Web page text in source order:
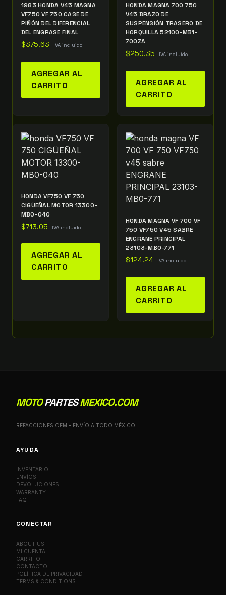
1983 HONDA V45 MAGNA
VF750 VF 750 CASE DE
PIÑÓN DEL DIFERENCIAL
DEL ENGRASE FINAL
$375.63 IVA incluido
AGREGAR AL
CARRITO
HONDA MAGNA 700 750
V45 BRAZO DE
SUSPENSIÓN TRASERO DE
HORQUILLA 52100-MB1-
700ZA
$250.35 IVA incluido
AGREGAR AL
CARRITO
HONDA VF750 VF 750
CIGÜEÑAL MOTOR 13300-
MB0-040
$713.05 IVA incluido
AGREGAR AL
CARRITO
HONDA MAGNA VF 700 VF
750 VF750 V45 SABRE
ENGRANE PRINCIPAL
23103-MB0-771
$124.24 IVA incluido
AGREGAR AL
CARRITO
MOTOPARTESMEXICO.COM
REFACCIONES OEM • ENVÍO A TODO MÉXICO
AYUDA
INVENTARIO
ENVÍOS
DEVOLUCIONES
WARRANTY
FAQ
CONECTAR
ABOUT US
MI CUENTA
CARRITO
CONTACTO
POLÍTICA DE PRIVACIDAD
TERMS & CONDITIONS